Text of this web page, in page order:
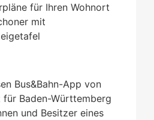
für Ihren Wohnort
mit
Bus&Bahn-App von
Baden-Württemberg
und Besitzer eines